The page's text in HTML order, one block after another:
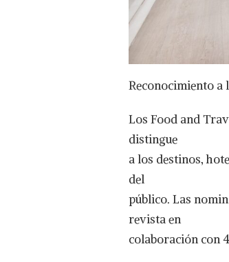
Reconocimiento a
Los Food and
distingue
a los destinos,
del
público. Las
revista en
colaboración con